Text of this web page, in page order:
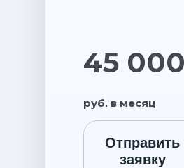
45 000
руб. в месяц
Отправить
заявку